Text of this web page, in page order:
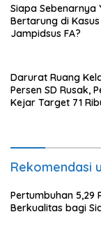
Siapa Sebenarnya
Bertarung di
Jampidsus FA?
Darurat Ruang
Persen SD Rusak,
Kejar Target 71
Rekomendasi
Pertumbuhan 5,29
Berkualitas bagi